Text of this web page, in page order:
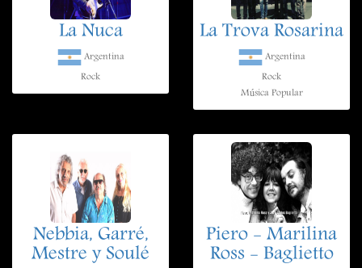
La Nuca
Argentina
Rock
La Trova Rosarina
Argentina
Rock
Música Popular
Nebbia, Garré,
Mestre y Soulé
Piero - Marilina
Ross - Baglietto